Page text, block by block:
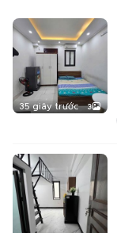
35 giây trước 3